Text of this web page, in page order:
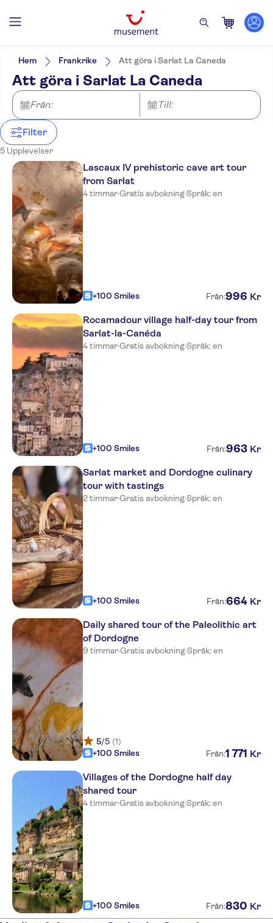
Filters
NO-PICKUP
Sarlat-la-Canéda
Alternativ
Gratis avbokning
Omedelbar bekräftelse
Guidad rundtur
Elektronisk biljett
Entréavgift ingår
Lokal prägel
Utflykter & dagsturer
Toppattraktioner
Sightseeing &
och middagar
Stadsaktiviteter
Språk på utflykten
Hem Frankrike Att göra i Sarlat La Caneda
Att göra i Sarlat La Caneda
Från: Till:
Filter
5 Upplevelser
Lascaux IV prehistoric cave art tour
from Sarlat
4 timmar·Gratis avbokning·Språk: en
+100 Smiles Från:996 Kr
Rocamadour village half-day tour from
Sarlat-la-Canéda
4 timmar·Gratis avbokning·Språk: en
+100 Smiles Från:963 Kr
Sarlat market and Dordogne culinary
tour with tastings
2 timmar·Gratis avbokning·Språk: en
+100 Smiles Från:664 Kr
Daily shared tour of the Paleolithic art
of Dordogne
9 timmar·Gratis avbokning·Språk: en
5/5 (1)
+100 Smiles
Från:1 771 Kr
Villages of the Dordogne half day
shared tour
4 timmar·Gratis avbokning·Språk: en
+100 Smiles Från:830 Kr